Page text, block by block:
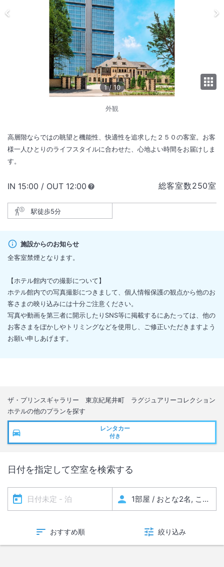
1 /10
外観
高層階ならではの眺望と機能性、快適性を追求した２５０の客室。お客
様一人ひとりのライフスタイルに合わせた、心地よい時間をお届けしま
す。
総客室数250室
IN チェックイン
15:00 / OUT チェックアウト
12:00
駅徒歩5分
施設からのお知らせ
全客室禁煙となります。
【ホテル館内での撮影について】
ホテル館内での写真撮影につきまして、個人情報保護の観点から他のお
客さまの映り込みには十分ご注意ください。
写真や動画を第三者に開示したりSNS等に掲載するにあたっては、他の
お客さまをぼかしやトリミングなどを使用し、ご修正いただきますよう
お願い申しあげます。
ザ・プリンスギャラリー 東京紀尾井町 ラグジュアリーコレクション
ホテルの他のプランを探す
レンタカー
付き
日付を指定して空室を検索する
おすすめ順 絞り込み